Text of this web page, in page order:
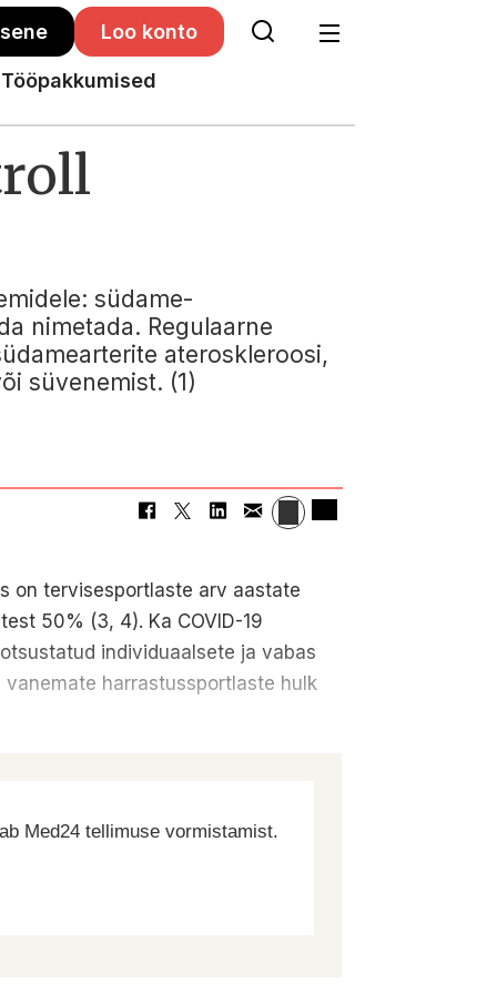
Loo konto
Tööpakkumised
südame-
nimetada. Regulaarne
ateroskleroosi,
süvenemist. (1)
on tervisesportlaste arv aastate
50% (3, 4). Ka COVID-19
individuaalsete ja vabas
harrastussportlaste hulk
Med24 tellimuse vormistamist.